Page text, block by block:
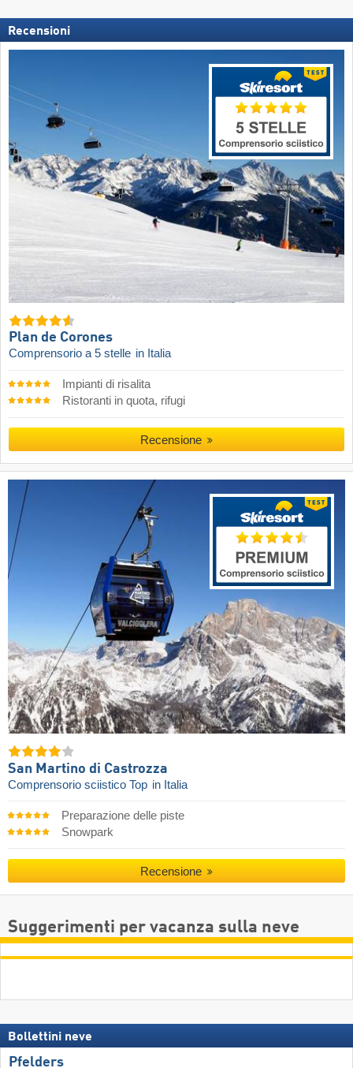
Recensioni
Plan de Corones
Comprensorio a 5 stelle in Italia
Impianti di risalita
Ristoranti in quota, rifugi
Recensione
San Martino di Castrozza
Comprensorio sciistico Top in Italia
Preparazione delle piste
Snowpark
Recensione
Suggerimenti per vacanza sulla neve
Bollettini neve
Pfelders